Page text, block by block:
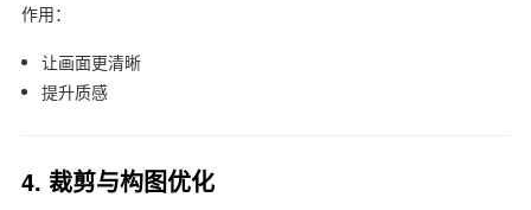
作用：
让画面更清晰
提升质感
4. 裁剪与构图优化